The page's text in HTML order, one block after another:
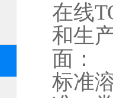
在线
和生
面：
标准